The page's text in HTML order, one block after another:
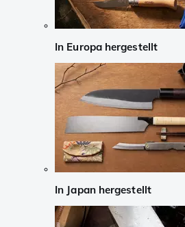
In Europa hergestellt
In Japan hergestellt